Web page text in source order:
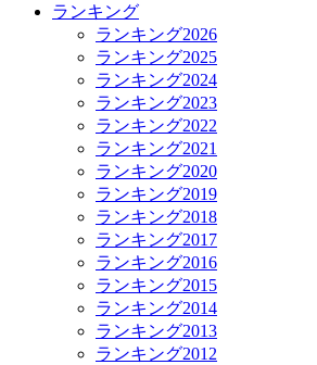
ランキング
ランキング2026
ランキング2025
ランキング2024
ランキング2023
ランキング2022
ランキング2021
ランキング2020
ランキング2019
ランキング2018
ランキング2017
ランキング2016
ランキング2015
ランキング2014
ランキング2013
ランキング2012